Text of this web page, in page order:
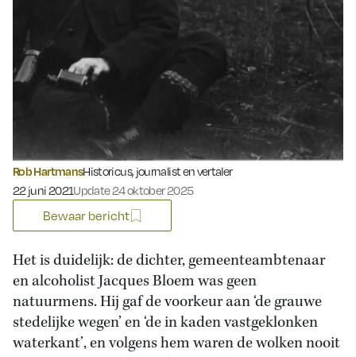
Rob HartmansHistoricus, journalist en vertaler
Gepubliceerd op:
22 juni 2021Update 24 oktober 2025
Bewaar bericht
Het is duidelijk: de dichter, gemeenteambtenaar
en alcoholist Jacques Bloem was geen
natuurmens. Hij gaf de voorkeur aan ‘de grauwe
stedelijke wegen’ en ‘de in kaden vastgeklonken
waterkant’, en volgens hem waren de wolken nooit